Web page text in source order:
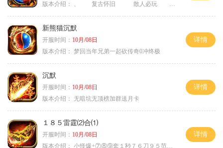
版本介绍：
、 复古怀旧 散人必玩 、
新熊猫沉默
开服时间： 10月/08日
版本介绍： 梦回当年兄弟一起砍传奇0冲终极
详情
沉默
开服时间： 10月/08日
版本介绍： 无暗坑无顶榜加群送月卡
详情
１８５雷霆⑵合⑴
开服时间： 10月/08日
版本介绍： 小怪爆+⑦⑧⑨套１秒７６刀９５范围捡
详情